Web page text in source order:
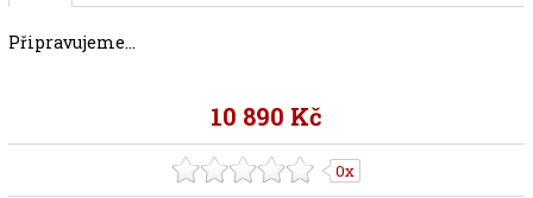
Připravujeme...
10 890 Kč
0x